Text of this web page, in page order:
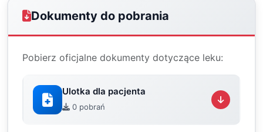
Dokumenty do pobrania
Pobierz oficjalne dokumenty dotyczące leku:
Ulotka dla pacjenta
0 pobrań